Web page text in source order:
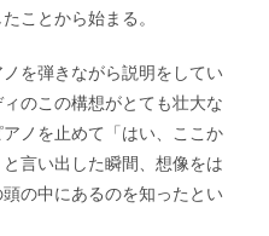
ことから始まる。
を弾きながら説明をしてい
のこの構想がとても壮大な
ノを止めて「はい、ここか
言い出した瞬間、想像をは
の中にあるのを知ったとい